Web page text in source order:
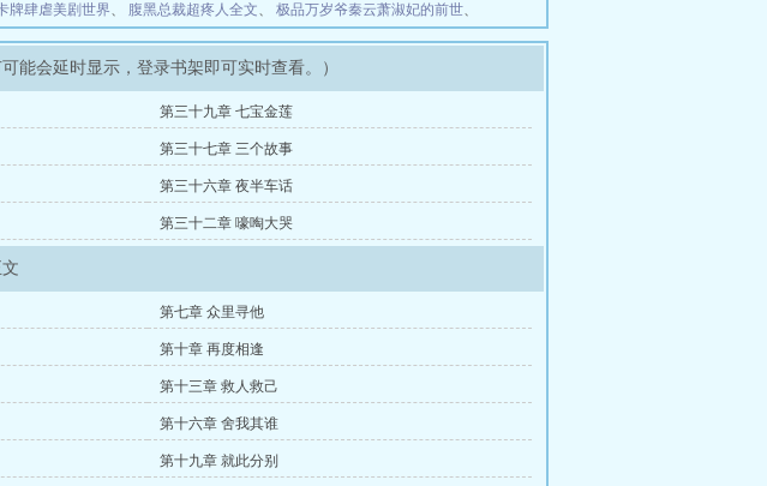
牌肆虐美剧世界、 腹黑总裁超疼人全文、 极品万岁爷秦云萧淑妃的前世、
能会延时显示，登录书架即可实时查看。）
第三十九章 七宝金莲
第三十七章 三个故事
第三十六章 夜半车话
第三十二章 嚎啕大哭
第七章 众里寻他
第十章 再度相逢
第十三章 救人救己
第十六章 舍我其谁
第十九章 就此分别